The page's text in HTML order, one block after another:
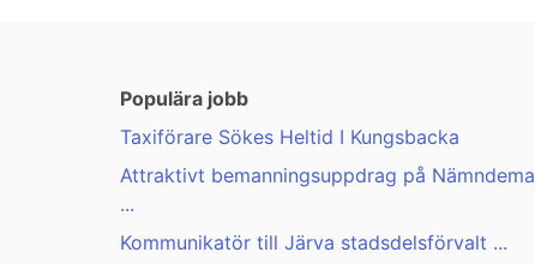
Populära jobb
Taxiförare Sökes Heltid I Kungsbacka
Attraktivt bemanningsuppdrag på Nämndema
...
Kommunikatör till Järva stadsdelsförvalt ...